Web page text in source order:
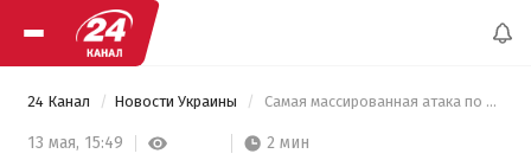
24 Канал Новости Украины Самая массированная атака по Закарпатью за всю войну: "Шахеды" атаковали курортную Сваляву
13 мая, 15:49 2 мин